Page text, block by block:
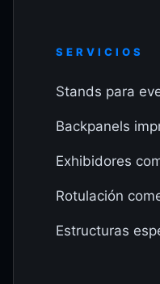
SERVICIOS
Stands para
Backpanels
Exhibidores
Rotulación
Estructuras